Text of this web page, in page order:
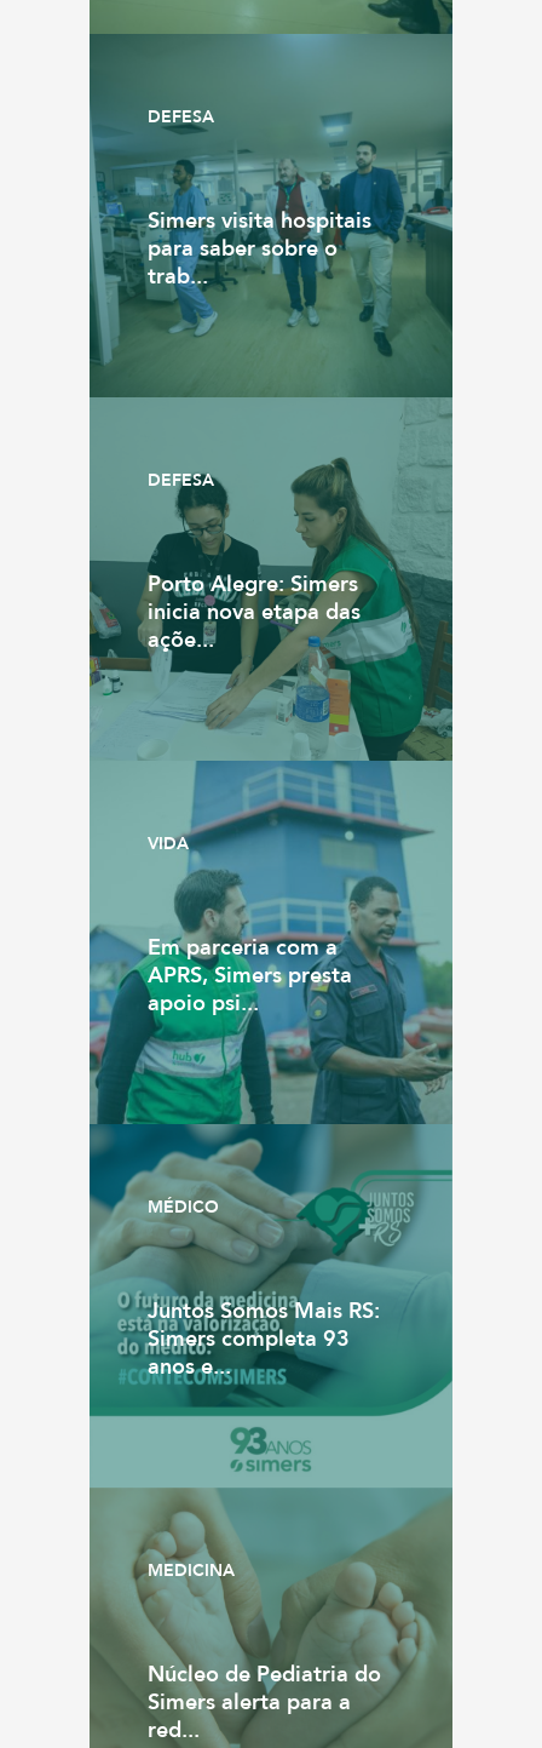
DEFESA
Simers visita hospitais
para saber sobre o
trab...
DEFESA
Porto Alegre: Simers
inicia nova etapa das
açõe...
VIDA
Em parceria com a
APRS, Simers presta
apoio psi...
MÉDICO
Juntos Somos Mais RS:
Simers completa 93
anos e...
MEDICINA
Núcleo de Pediatria do
Simers alerta para a
red...